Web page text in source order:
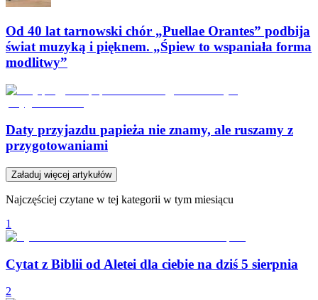
Od 40 lat tarnowski chór „Puellae Orantes” podbija
świat muzyką i pięknem. „Śpiew to wspaniała forma
modlitwy”
Daty przyjazdu papieża nie znamy, ale ruszamy z
przygotowaniami
Załaduj więcej artykułów
Najczęściej czytane w tej kategorii w tym miesiącu
1
Cytat z Biblii od Aletei dla ciebie na dziś 5 sierpnia
2